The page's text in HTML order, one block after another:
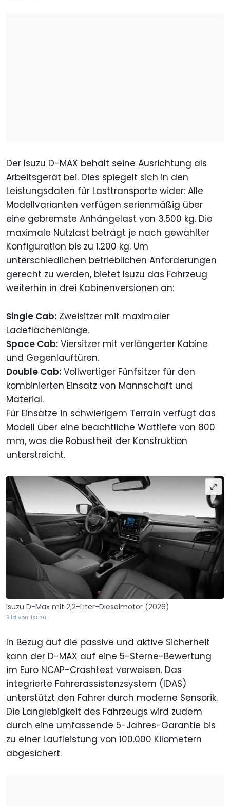
Der Isuzu D-MAX behält seine Ausrichtung als
Arbeitsgerät bei. Dies spiegelt sich in den
Leistungsdaten für Lasttransporte wider: Alle
Modellvarianten verfügen serienmäßig über
eine gebremste Anhängelast von 3.500 kg. Die
maximale Nutzlast beträgt je nach gewählter
Konfiguration bis zu 1.200 kg. Um
unterschiedlichen betrieblichen Anforderungen
gerecht zu werden, bietet Isuzu das Fahrzeug
weiterhin in drei Kabinenversionen an:
Single Cab: Zweisitzer mit maximaler
Ladeflächenlänge.
Space Cab: Viersitzer mit verlängerter Kabine
und Gegenlauftüren.
Double Cab: Vollwertiger Fünfsitzer für den
kombinierten Einsatz von Mannschaft und
Material.
Für Einsätze in schwierigem Terrain verfügt das
Modell über eine beachtliche Wattiefe von 800
mm, was die Robustheit der Konstruktion
unterstreicht.
Isuzu D-Max mit 2,2-Liter-Dieselmotor (2026)
Bild von: Isuzu
In Bezug auf die passive und aktive Sicherheit
kann der D-MAX auf eine 5-Sterne-Bewertung
im Euro NCAP-Crashtest verweisen. Das
integrierte Fahrerassistenzsystem (IDAS)
unterstützt den Fahrer durch moderne Sensorik.
Die Langlebigkeit des Fahrzeugs wird zudem
durch eine umfassende 5-Jahres-Garantie bis
zu einer Laufleistung von 100.000 Kilometern
abgesichert.